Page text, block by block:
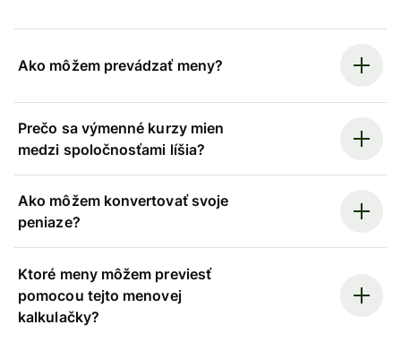
Ako môžem prevádzať meny?
Prečo sa výmenné kurzy mien
medzi spoločnosťami líšia?
Ako môžem konvertovať svoje
peniaze?
Ktoré meny môžem previesť
pomocou tejto menovej
kalkulačky?